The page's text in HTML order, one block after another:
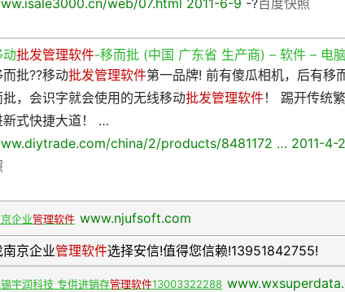
动批发管理软件-移而批 (中国 广东省 生产商) – 软件 – 电
而批??移动批发管理软件第一品牌! 前有傻瓜相机，后有移
批，会识字就会使用的无线移动批发管理软件！ 踢开传统
新式快捷大道！ …
china/2/products/8481172 … 2011-4-
企业管理软件 www.njufsoft.com
南京企业管理软件选择安信!值得您信赖!13951842755!
宇润科技 专供进销存管理软件13003322288